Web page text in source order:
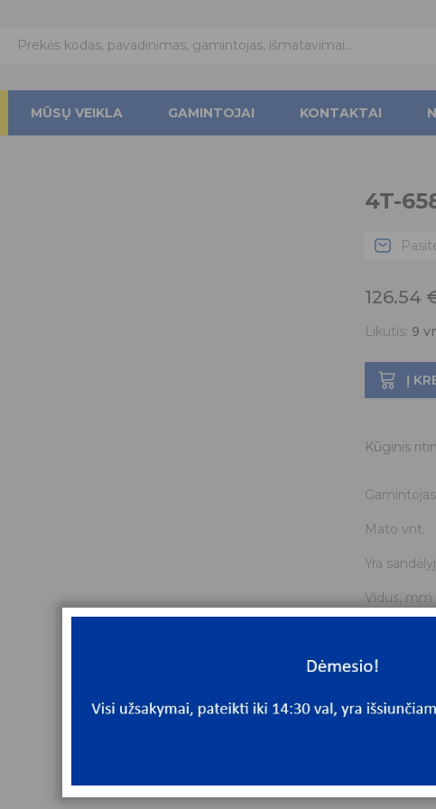
MŪSŲ VEIKLA GAMINTOJAI KONTAKTAI
4T-
126.54
Likutis: 9
Į
Kūginis
Gamintojas
Mato vnt.
Yra
Vidus, mm
Storis, mm